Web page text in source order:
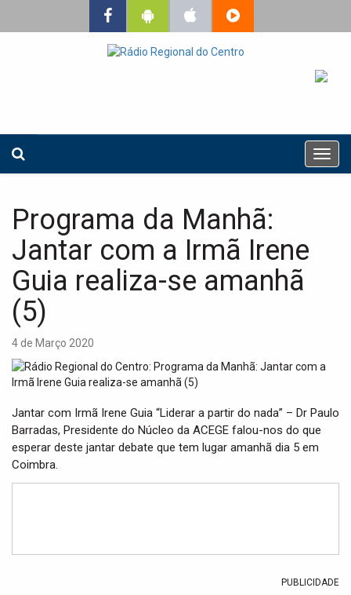
T
o
i
Programa da Manhã:
Jantar com a Irmã Irene
Guia realiza-se amanhã
(5)
4 de Março 2020
Jantar com Irmã Irene Guia “Liderar a partir do nada” – Dr Paulo
Barradas, Presidente do Núcleo da ACEGE falou-nos do que
esperar deste jantar debate que tem lugar amanhã dia 5 em
Coimbra.
PUBLICIDADE